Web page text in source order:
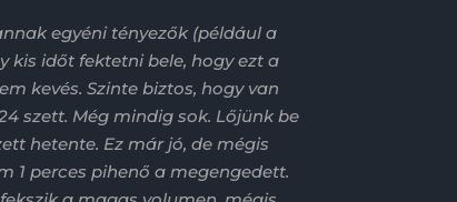
egyéni tényezők (például a
kis időt fektetni bele, hogy ezt a
kevés. Szinte biztos, hogy van
szett. Még mindig sok. Lőjünk be
hetente. Ez már jó, de mégis
1 perces pihenő a megengedett.